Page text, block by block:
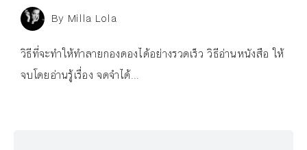
By Milla Lola
วิธีที่จะทำให้ทำลายกองดองได้อย่างรวดเร็ว วิธีอ่านหนังสือ ให้
จบโดยอ่านรู้เรื่อง จดจำได้...